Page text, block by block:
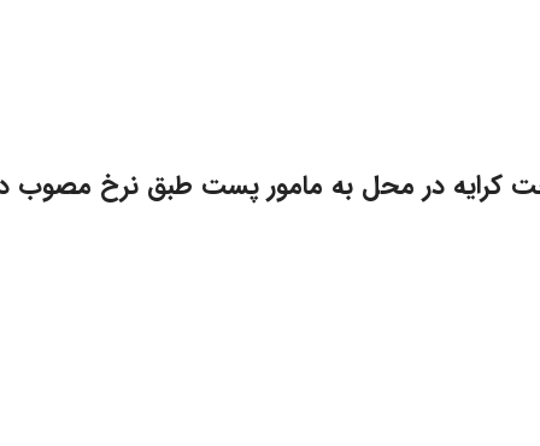
کرایه در محل به مامور پست طبق نرخ مصوب